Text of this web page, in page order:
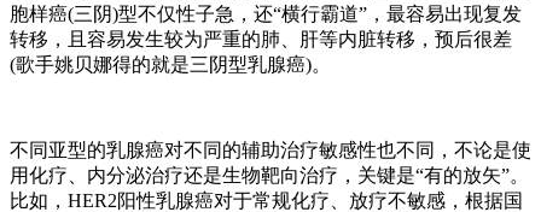
胞样癌(三阴)型不仅性子急，还“横行霸道”，最容易出现复发
转移，且容易发生较为严重的肺、肝等内脏转移，预后很差
(歌手姚贝娜得的就是三阴型乳腺癌)。
不同亚型的乳腺癌对不同的辅助治疗敏感性也不同，不论是使
用化疗、内分泌治疗还是生物靶向治疗，关键是“有的放矢”。
比如，HER2阳性乳腺癌对于常规化疗、放疗不敏感，根据国